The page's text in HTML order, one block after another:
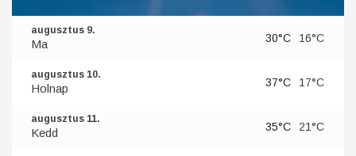
augusztus 9.
Ma 30°C 16°C
augusztus 10.
Holnap 37°C 17°C
augusztus 11.
Kedd 35°C 21°C